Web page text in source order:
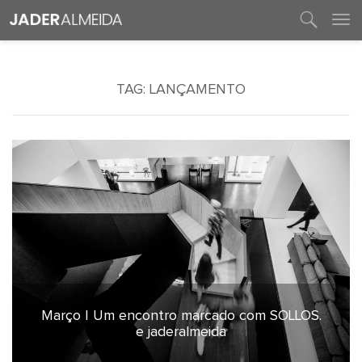
TAG: LANÇAMENTO
2 de março de 2023
Março | Um encontro marcado com SOLLOS.
e jaderalmeida